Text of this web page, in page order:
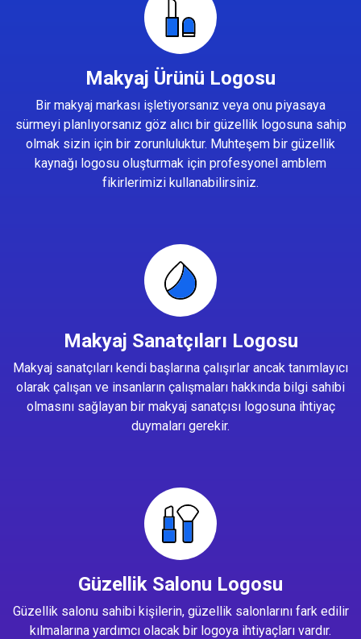
Makyaj Ürünü Logosu
Bir makyaj markası işletiyorsanız veya onu piyasaya
sürmeyi planlıyorsanız göz alıcı bir güzellik logosuna sahip
olmak sizin için bir zorunluluktur. Muhteşem bir güzellik
kaynağı logosu oluşturmak için profesyonel amblem
fikirlerimizi kullanabilirsiniz.
Makyaj Sanatçıları Logosu
Makyaj sanatçıları kendi başlarına çalışırlar ancak tanımlayıcı
olarak çalışan ve insanların çalışmaları hakkında bilgi sahibi
olmasını sağlayan bir makyaj sanatçısı logosuna ihtiyaç
duymaları gerekir.
Güzellik Salonu Logosu
Güzellik salonu sahibi kişilerin, güzellik salonlarını fark edilir
kılmalarına yardımcı olacak bir logoya ihtiyaçları vardır.